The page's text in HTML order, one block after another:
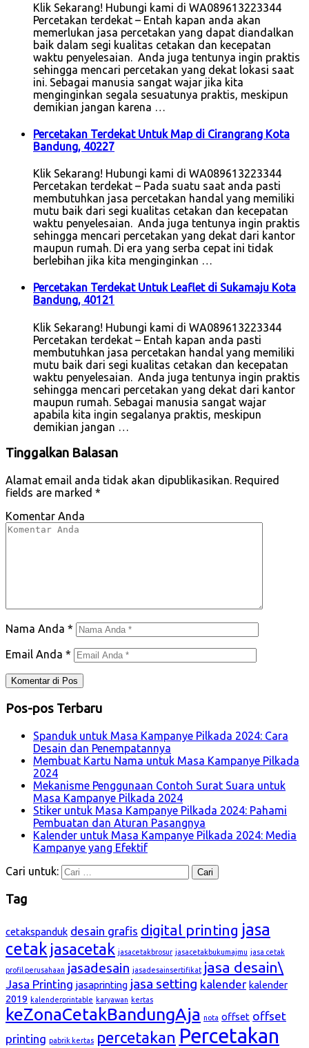
Klik Sekarang! Hubungi kami di WA089613223344
Percetakan terdekat – Entah kapan anda akan
memerlukan jasa percetakan yang dapat diandalkan
baik dalam segi kualitas cetakan dan kecepatan
waktu penyelesaian. Anda juga tentunya ingin praktis
sehingga mencari percetakan yang dekat lokasi saat
ini. Sebagai manusia sangat wajar jika kita
menginginkan segala sesuatunya praktis, meskipun
demikian jangan karena …
Percetakan Terdekat Untuk Map di Cirangrang Kota
Bandung, 40227
Klik Sekarang! Hubungi kami di WA089613223344
Percetakan terdekat – Pada suatu saat anda pasti
membutuhkan jasa percetakan handal yang memiliki
mutu baik dari segi kualitas cetakan dan kecepatan
waktu penyelesaian. Anda juga tentunya ingin praktis
sehingga mencari percetakan yang dekat dari kantor
maupun rumah. Di era yang serba cepat ini tidak
berlebihan jika kita menginginkan …
Percetakan Terdekat Untuk Leaflet di Sukamaju Kota
Bandung, 40121
Klik Sekarang! Hubungi kami di WA089613223344
Percetakan terdekat – Entah kapan anda pasti
membutuhkan jasa percetakan handal yang memiliki
mutu baik dari segi kualitas cetakan dan kecepatan
waktu penyelesaian. Anda juga tentunya ingin praktis
sehingga mencari percetakan yang dekat dari kantor
maupun rumah. Sebagai manusia sangat wajar
apabila kita ingin segalanya praktis, meskipun
demikian jangan …
Tinggalkan Balasan
Alamat email anda tidak akan dipublikasikan. Required
fields are marked *
Komentar Anda
Nama Anda *
Email Anda *
Pos-pos Terbaru
Spanduk untuk Masa Kampanye Pilkada 2024: Cara
Desain dan Penempatannya
Membuat Kartu Nama untuk Masa Kampanye Pilkada
2024
Mekanisme Penggunaan Contoh Surat Suara untuk
Masa Kampanye Pilkada 2024
Stiker untuk Masa Kampanye Pilkada 2024: Pahami
Pembuatan dan Aturan Pasangnya
Kalender untuk Masa Kampanye Pilkada 2024: Media
Kampanye yang Efektif
Cari untuk:
Tag
cetakspanduk desain grafis digital printing jasa
cetak jasacetak jasacetakbrosur jasacetakbukumajmu jasa cetak
profil perusahaan jasadesain jasadesainsertifikat jasa desain\
Jasa Printing jasaprinting jasa setting kalender kalender
2019 kalenderprintable karyawan kertas
keZonaCetakBandungAja nota offset offset
printing pabrik kertas percetakan Percetakan